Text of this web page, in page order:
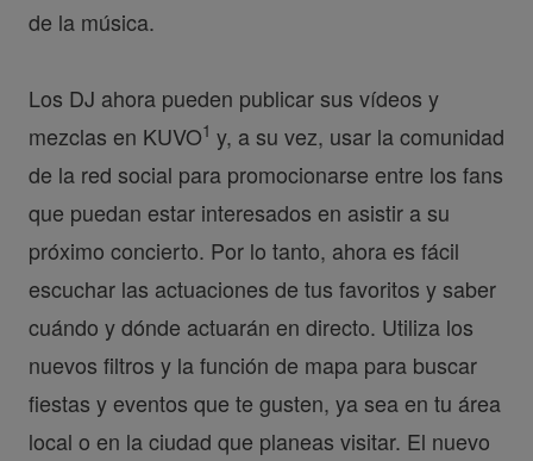
de la música.
Los DJ ahora pueden publicar sus vídeos y
mezclas en KUVO1 y, a su vez, usar la comunidad
de la red social para promocionarse entre los fans
que puedan estar interesados en asistir a su
próximo concierto. Por lo tanto, ahora es fácil
escuchar las actuaciones de tus favoritos y saber
cuándo y dónde actuarán en directo. Utiliza los
nuevos filtros y la función de mapa para buscar
fiestas y eventos que te gusten, ya sea en tu área
local o en la ciudad que planeas visitar. El nuevo